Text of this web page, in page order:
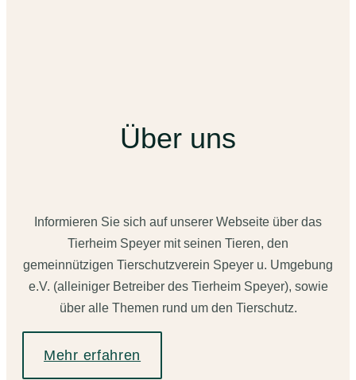
Über uns
Informieren Sie sich auf unserer Webseite über das
Tierheim Speyer mit seinen Tieren, den
gemeinnützigen Tierschutzverein Speyer u. Umgebung
e.V. (alleiniger Betreiber des Tierheim Speyer), sowie
über alle Themen rund um den Tierschutz.
Mehr erfahren